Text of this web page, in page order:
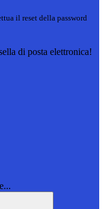
il reset della password
di posta elettronica!